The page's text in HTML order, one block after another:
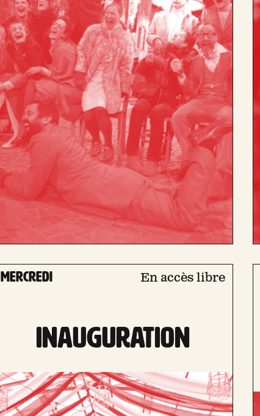
mercredi En accès libre
INAUGURATION